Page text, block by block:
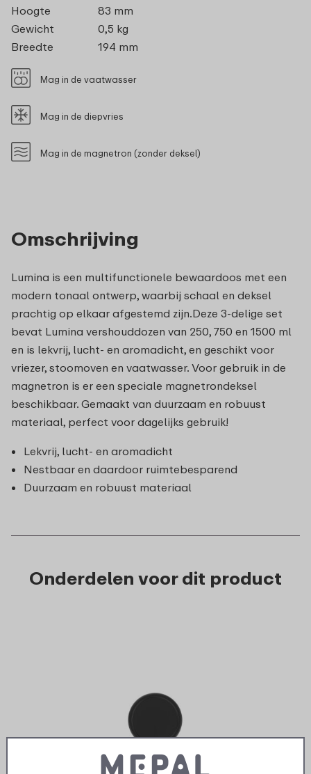
Omschrijving
Lumina is een multifunctionele bewaardoos met een
modern tonaal ontwerp, waarbij schaal en deksel
prachtig op elkaar afgestemd zijn.Deze 3-delige set
bevat Lumina vershouddozen van 250, 750 en 1500 ml
en is lekvrij, lucht- en aromadicht, en geschikt voor
vriezer, stoomoven en vaatwasser. Voor gebruik in de
magnetron is er een speciale magnetrondeksel
beschikbaar. Gemaakt van duurzaam en robuust
materiaal, perfect voor dagelijks gebruik!
Lekvrij, lucht- en aromadicht
Nestbaar en daardoor ruimtebesparend
Duurzaam en robuust materiaal
Hoogte
83 mm
Gewicht
0,5 kg
Breedte
194 mm
Mag in de vaatwasser
Mag in de diepvries
Mag in de magnetron (zonder deksel)
Onderdelen voor dit product